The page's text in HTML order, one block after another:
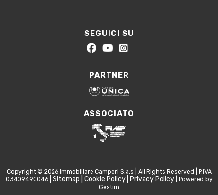
SEGUICI SU
PARTNER
ASSOCIATO
Copyright © 2026 Immobiliare Camperi S.a.s | All Rights Reserved | P.IVA
03409490046
Sitemap Cookie Policy Privacy Policy| Powered by
Gestim